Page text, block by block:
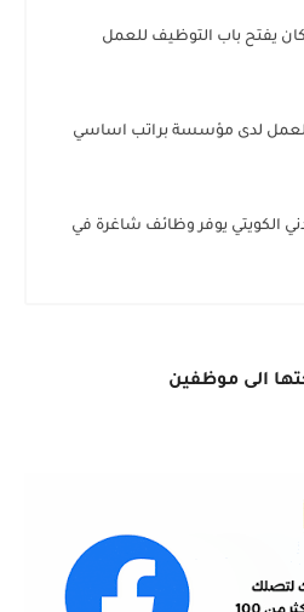
يفتح باب التوظيف للعمل
لدى مؤسسة براتب اساسي
الكويتي يوفر وظائف شاغرة في
الى موظفين